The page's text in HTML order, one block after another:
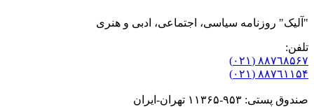
"آلیک" روزنامه سیاسی، اجتماعی، ادبی و هنری
تلفن:
٨۸٧٦٨۵۶۷ (٠٢١)
٨۸٧٦۱۱۵۴ (٠٢١)
صندوق پستی: ۹۵۳-۱۱۳۶۵ تهران-ایران